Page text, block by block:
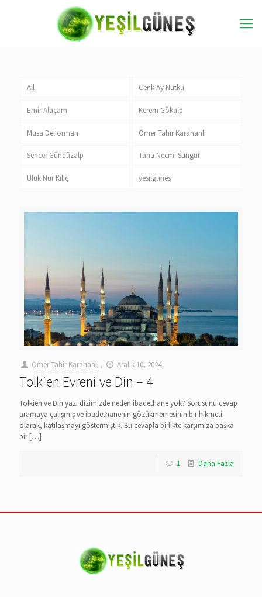
All Cenk Ay Nutku
Emir Alaçam Kerem Gökalp
Musa Deliorman Ömer Tahir Karahanlı
Sencer Gündüzalp Taha Necmi Sungur
Ufuk Nur Kılıç yesilgunes
Ömer Tahir Karahanlı , Aralık 10, 2024
Tolkien Evreni ve Din – 4
Tolkien ve Din yazı dizimizde neden ibadethane yok? Sorusunu cevap
aramaya çalışmış ve ibadethanenin gözükmemesinin bir hikmeti
olarak, katılaşmayı göstermiştik. Bu cevapla birlikte karşımıza başka
bir[…]
1 Daha Fazla